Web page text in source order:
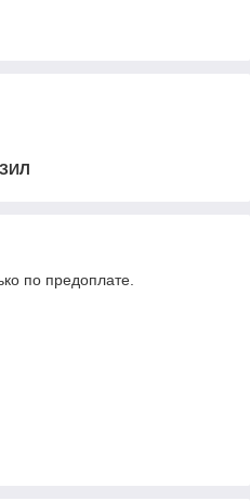
ЗИЛ
по предоплате.